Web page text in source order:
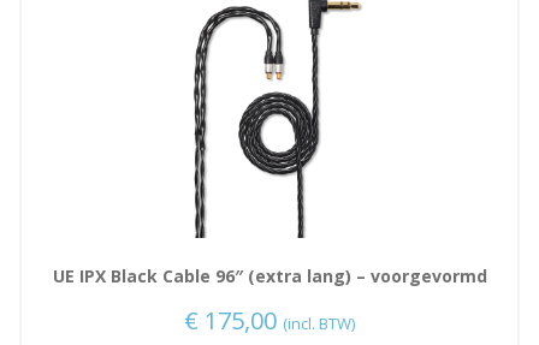
UE IPX Black Cable 96″ (extra lang) – voorgevormd
€ 175,00 (incl. BTW)